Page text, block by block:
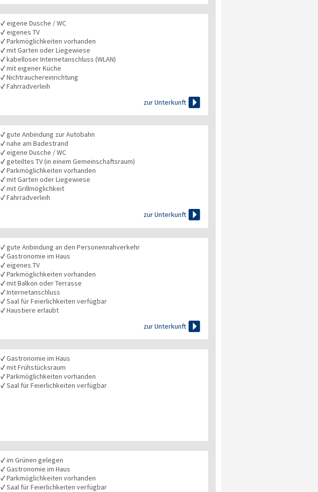
✓eigene Dusche / WC
✓eigenes TV
✓Parkmöglichkeiten vorhanden
✓mit Garten oder Liegewiese
✓kabelloser Internetanschluss (WLAN)
✓mit eigener Küche
✓Nichtrauchereinrichtung
✓Fahrradverleih
zur Unterkunft 
✓gute Anbindung zur Autobahn
✓nahe am Badestrand
✓eigene Dusche / WC
✓geteiltes TV (in einem Gemeinschaftsraum)
✓Parkmöglichkeiten vorhanden
✓mit Garten oder Liegewiese
✓mit Grillmöglichkeit
✓Fahrradverleih
zur Unterkunft 
✓gute Anbindung an den Personennahverkehr
✓Gastronomie im Haus
✓eigenes TV
✓Parkmöglichkeiten vorhanden
✓mit Balkon oder Terrasse
✓Internetanschluss
✓Saal für Feierlichkeiten verfügbar
✓Haustiere erlaubt
zur Unterkunft 
✓Gastronomie im Haus
✓mit Frühstücksraum
✓Parkmöglichkeiten vorhanden
✓Saal für Feierlichkeiten verfügbar
✓im Grünen gelegen
✓Gastronomie im Haus
✓Parkmöglichkeiten vorhanden
✓Saal für Feierlichkeiten verfügbar